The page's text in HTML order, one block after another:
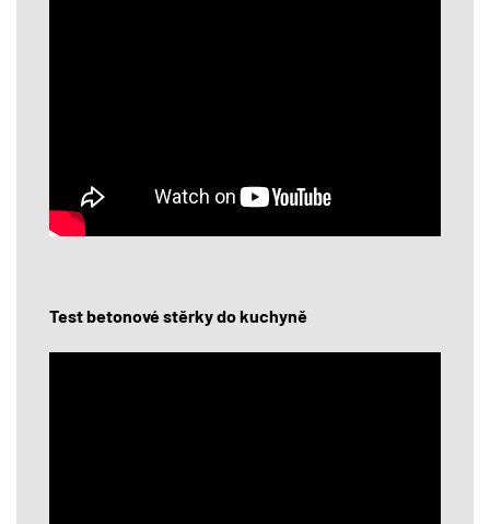
Test betonové stěrky do kuchyně